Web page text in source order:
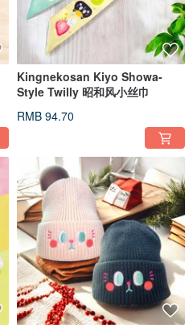
Kingnekosan Kiyo Showa-
Style Twilly 昭和风小丝巾
RMB 94.70